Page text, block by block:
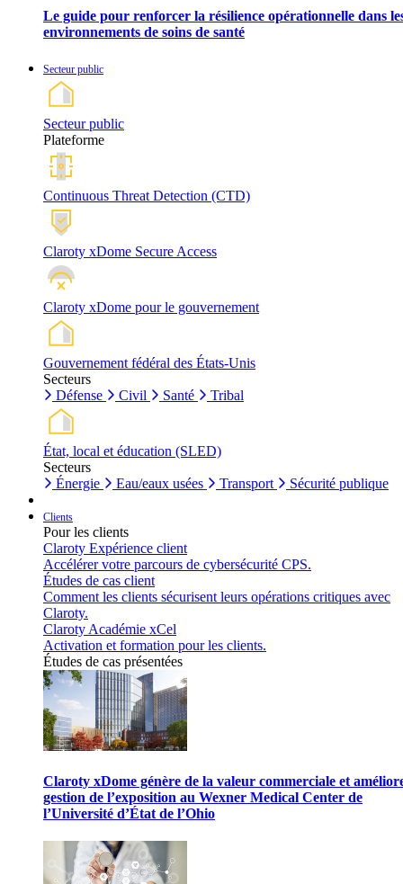
Le guide pour renforcer la résilience opérationnelle dans
environnements de soins de santé
Secteur public
Secteur public
Plateforme
Continuous Threat Detection (CTD)
Claroty xDome Secure Access
Claroty xDome pour le gouvernement
Gouvernement fédéral des États-Unis
Secteurs
Défense
Civil Santé Tribal
État, local et éducation (SLED)
Secteurs
Énergie
Eau/eaux usées Transport Sécurité publique
Clients
Pour les clients
Claroty Expérience client
Accélérer votre parcours de cybersécurité CPS.
Études de cas client
Comment les clients sécurisent leurs opérations critiques avec
Claroty.
Claroty Académie xCel
Activation et formation pour les clients.
Études de cas présentées
Claroty xDome génère de la valeur commerciale et
gestion de l’exposition au Wexner Medical Center de
l’Université d’État de l’Ohio